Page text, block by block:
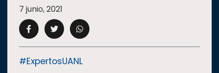
CAMPUS UANL
7 junio, 2021
#ExpertosUANL